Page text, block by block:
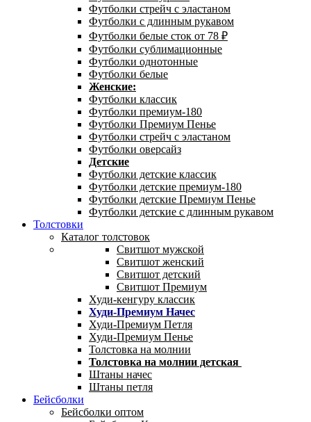
Футболки стрейч с эластаном
Футболки с длинным рукавом
Футболки белые сток от 78 ₽
Футболки сублимационные
Футболки однотонные
Футболки белые
Женские:
Футболки классик
Футболки премиум-180
Футболки Премиум Пенье
Футболки стрейч с эластаном
Футболки оверсайз
Детские
Футболки детские классик
Футболки детские премиум-180
Футболки детские Премиум Пенье
Футболки детские с длинным рукавом
Толстовки
Каталог толстовок
Свитшот мужской
Свитшот женский
Свитшот детский
Свитшот Премиум
Худи-кенгуру классик
Худи-Премиум Начес
Худи-Премиум Петля
Худи-Премиум Пенье
Толстовка на молнии
Толстовка на молнии детская
Штаны начес
Штаны петля
Бейсболки
Бейсболки оптом